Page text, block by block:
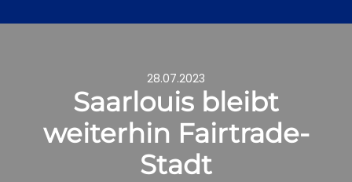
28.07.2023
Saarlouis bleibt
weiterhin Fairtrade-
Stadt